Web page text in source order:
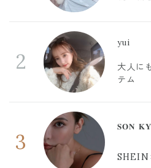
2
yui
大人に
テム
3
𝐒𝐎𝐍
SHEIN